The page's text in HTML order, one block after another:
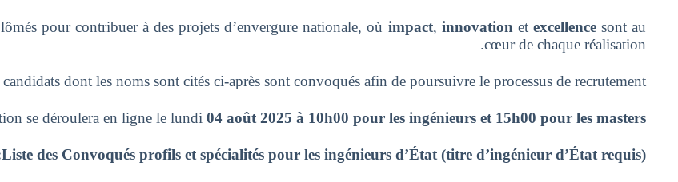
pour contribuer à des projets d’envergure nationale, où impact, innovationet excellencesont au
cœur de chaque réalisation.
dont les noms sont cités ci‐après sont convoqués afin de poursuivre le processus de recrutement.
se déroulera en ligne le lundi 04 août 2025 à 10h00 pour les ingénieurs et 15h00 pour les masters.
Liste des Convoqués profils et spécialités pour les ingénieurs d’État (titre d’ingénieur d’État requis):